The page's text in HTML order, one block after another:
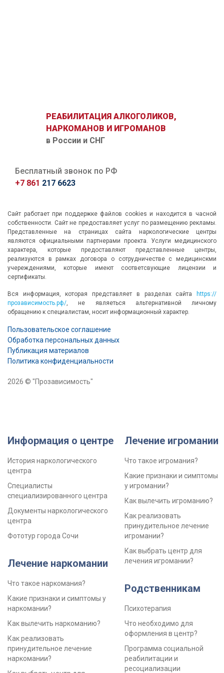
РЕАБИЛИТАЦИЯ АЛКОГОЛИКОВ,
НАРКОМАНОВ И ИГРОМАНОВ
в России и СНГ
Бесплатный звонок по РФ
+7 861 217 6623
Сайт работает при поддержке файлов cookies и находится в часной
собственности. Сайт не предоставляет услуг по размещению рекламы.
Представленные на страницах сайта наркологические центры
являются официальными партнерами проекта. Услуги медицинского
характера, которые предоставляют представленные центры,
реализуются в рамках договора о сотрудничестве с медицинскми
учереждениями, которые имеют соответсвующие лицензии и
сертификаты.
Вся информация, которая представляет в разделах сайта
https://
прозависимость.рф/ , не являеться альтернативной личному
обращению к специалистам, носит информационный характер.
Пользовательское соглашение
Обработка персональных данных
Публикация материалов
Политика конфиденциальности
2026 © "Прозависимость"
Информация о центре
История наркологического
центра
Специалисты
специализированного центра
Документы наркологического
центра
Фототур города Сочи
Лечение наркомании
Что такое наркомания?
Какие признаки и симптомы у
наркомании?
Как вылечить наркоманию?
Как реализовать
принудительное лечение
наркомании?
Лечение игромании
Что такое игромания?
Какие признаки и симптомы
у игромании?
Как вылечить игроманию?
Как реализовать
принудительное лечение
игромании?
Как выбрать центр для
лечения игромании?
Родственникам
Психотерапия
Что необходимо для
оформления в центр?
Программа социальной
реабилитации и
ресоциализации